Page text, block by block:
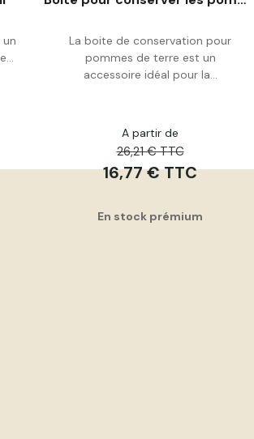
Acheter
La boite de conservation pour
pommes de terre est un
accessoire idéal pour la...
A partir de
26,21 € TTC
16,77 € TTC
En stock prémium